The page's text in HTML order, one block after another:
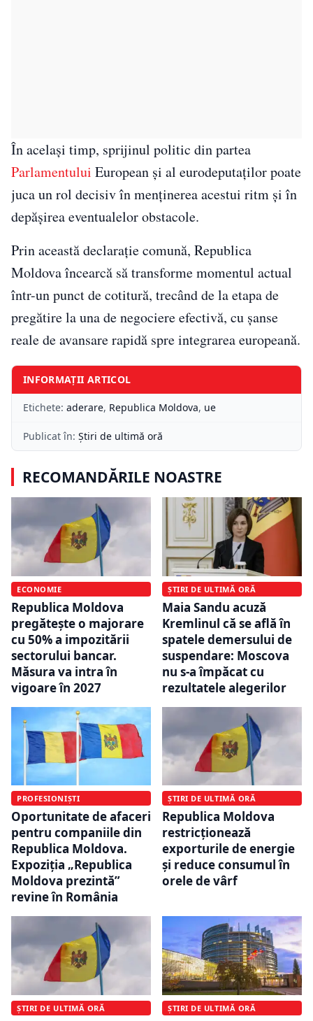
În același timp, sprijinul politic din partea
Parlamentului European și al eurodeputaților poate
juca un rol decisiv în menținerea acestui ritm și în
depășirea eventualelor obstacole.
Prin această declarație comună, Republica
Moldova încearcă să transforme momentul actual
într-un punct de cotitură, trecând de la etapa de
pregătire la una de negociere efectivă, cu șanse
reale de avansare rapidă spre integrarea europeană.
INFORMAȚII ARTICOL
Etichete: aderare, Republica Moldova, ue
Publicat în: Știri de ultimă oră
RECOMANDĂRILE NOASTRE
ECONOMIE
Republica Moldova
pregătește o majorare
cu 50% a impozitării
sectorului bancar.
Măsura va intra în
vigoare în 2027
ȘTIRI DE ULTIMĂ ORĂ
Maia Sandu acuză
Kremlinul că se află în
spatele demersului de
suspendare: Moscova
nu s-a împăcat cu
rezultatele alegerilor
PROFESIONIȘTI
Oportunitate de afaceri
pentru companiile din
Republica Moldova.
Expoziția „Republica
Moldova prezintă”
revine în România
ȘTIRI DE ULTIMĂ ORĂ
Republica Moldova
restricționează
exporturile de energie
și reduce consumul în
orele de vârf
ȘTIRI DE ULTIMĂ ORĂ ȘTIRI DE ULTIMĂ ORĂ